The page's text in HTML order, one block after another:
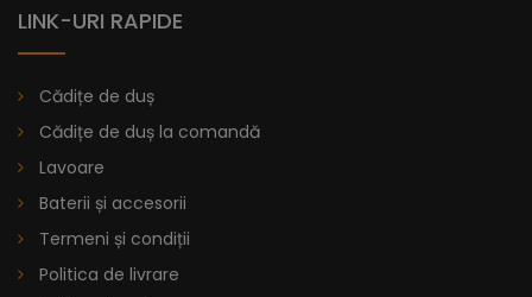
LINK-URI RAPIDE
Cădițe de duș
Cădițe de duș la comandă
Lavoare
Baterii și accesorii
Termeni și condiții
Politica de livrare